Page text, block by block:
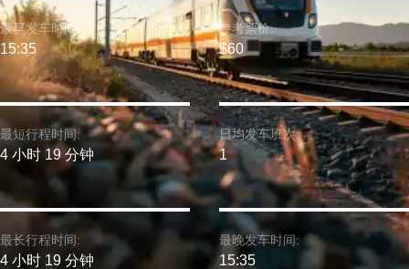
最短行程时间:
4 小时 19 分钟
最早发车时间:
15:35
最长行程时间:
4 小时 19 分钟
参考票价:
$60
日均发车班次:
1
最晚发车时间:
15:35